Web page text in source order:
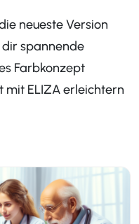
neueste Version
dir spannende
Farbkonzept
mit ELIZA erleichtern